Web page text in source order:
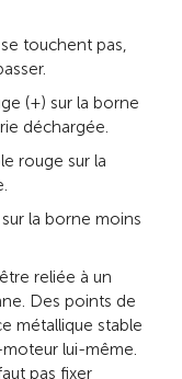
touchent pas,
(+) sur la borne
déchargée.
rouge sur la
la borne moins
reliée à un
Des points de
métallique stable
lui-même.
pas fixer